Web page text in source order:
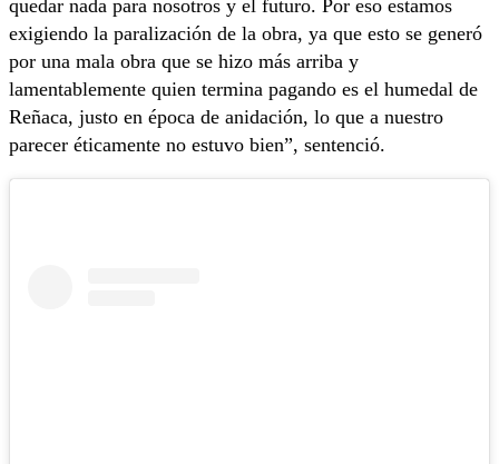
quedar nada para nosotros y el futuro. Por eso estamos
exigiendo la paralización de la obra, ya que esto se generó
por una mala obra que se hizo más arriba y
lamentablemente quien termina pagando es el humedal de
Reñaca, justo en época de anidación, lo que a nuestro
parecer éticamente no estuvo bien”, sentenció.